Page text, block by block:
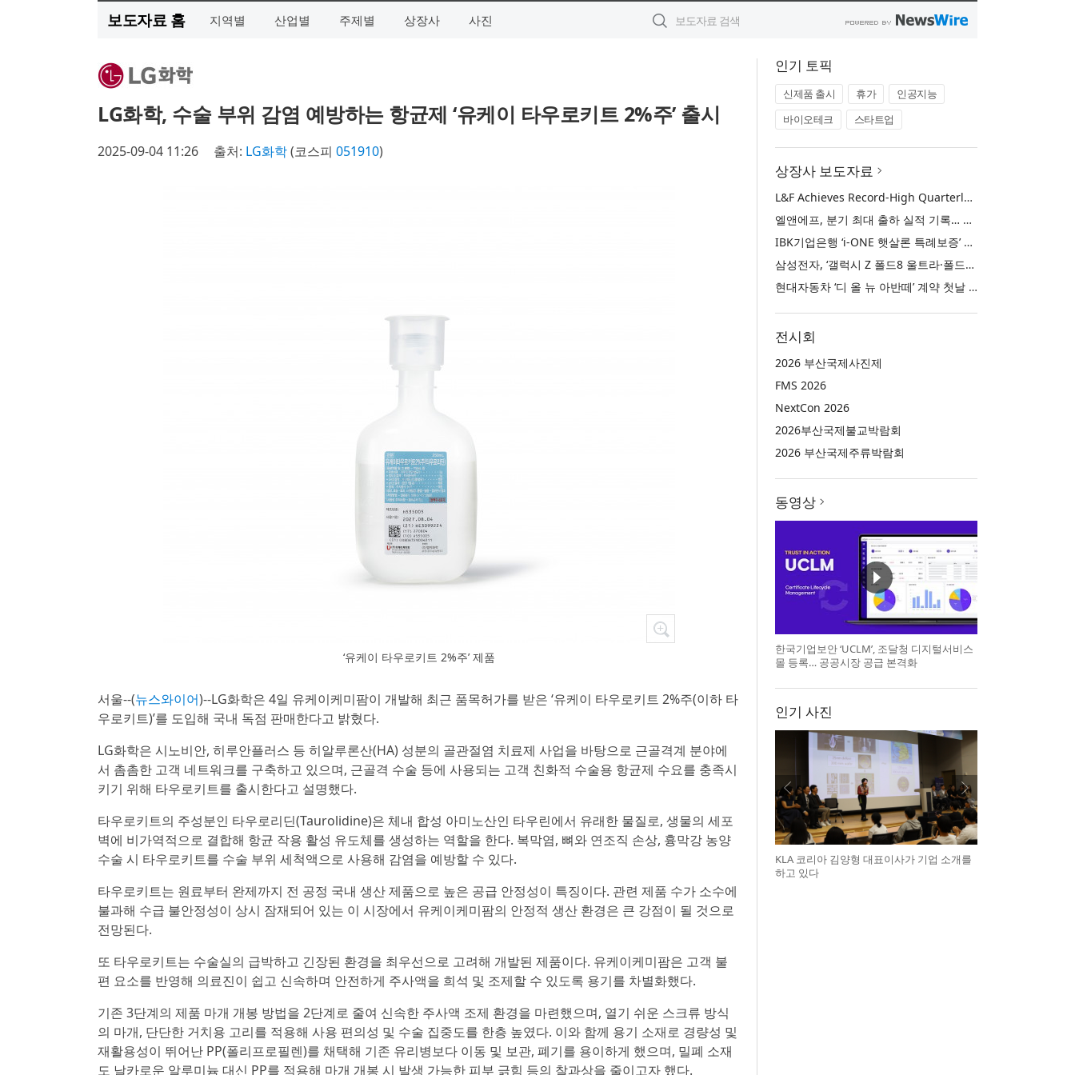
보도자료 홈 지역별 산업별 주제별 상장사 사진
LG화학, 수술 부위 감염 예방하는 항균제 ‘유케이 타우로키트 2%주’ 출시
2025-09-04 11:26 출처: LG화학(코스피 051910)
‘유케이 타우로키트 2%주’ 제품
서울--(뉴스와이어)--LG화학은 4일 유케이케미팜이 개발해 최근 품목허가를 받은 ‘유케이 타우로키트 2%주(이하 타
우로키트)’를 도입해 국내 독점 판매한다고 밝혔다.
LG화학은 시노비안, 히루안플러스 등 히알루론산(HA) 성분의 골관절염 치료제 사업을 바탕으로 근골격계 분야에
서 촘촘한 고객 네트워크를 구축하고 있으며, 근골격 수술 등에 사용되는 고객 친화적 수술용 항균제 수요를 충족시
키기 위해 타우로키트를 출시한다고 설명했다.
타우로키트의 주성분인 타우로리딘(Taurolidine)은 체내 합성 아미노산인 타우린에서 유래한 물질로, 생물의 세포
벽에 비가역적으로 결합해 항균 작용 활성 유도체를 생성하는 역할을 한다. 복막염, 뼈와 연조직 손상, 흉막강 농양
수술 시 타우로키트를 수술 부위 세척액으로 사용해 감염을 예방할 수 있다.
타우로키트는 원료부터 완제까지 전 공정 국내 생산 제품으로 높은 공급 안정성이 특징이다. 관련 제품 수가 소수에
불과해 수급 불안정성이 상시 잠재되어 있는 이 시장에서 유케이케미팜의 안정적 생산 환경은 큰 강점이 될 것으로
전망된다.
또 타우로키트는 수술실의 급박하고 긴장된 환경을 최우선으로 고려해 개발된 제품이다. 유케이케미팜은 고객 불
편 요소를 반영해 의료진이 쉽고 신속하며 안전하게 주사액을 희석 및 조제할 수 있도록 용기를 차별화했다.
기존 3단계의 제품 마개 개봉 방법을 2단계로 줄여 신속한 주사액 조제 환경을 마련했으며, 열기 쉬운 스크류 방식
의 마개, 단단한 거치용 고리를 적용해 사용 편의성 및 수술 집중도를 한층 높였다. 이와 함께 용기 소재로 경량성 및
재활용성이 뛰어난 PP(폴리프로필렌)를 채택해 기존 유리병보다 이동 및 보관, 폐기를 용이하게 했으며, 밀폐 소재
도 날카로운 알루미늄 대신 PP를 적용해 마개 개봉 시 발생 가능한 피부 긁힘 등의 찰과상을 줄이고자 했다.
인기 토픽
신제품 출시 휴가
인공지능
바이오테크
스타트업
상장사 보도자료
L&F Achieves Record-High Quarterly Shipments, Begins LFP Supply for North American ESS in Q3 Advancing its Two-Track NCM and LFP Growth Strategy
엘앤에프, 분기 최대 출하 실적 기록… 3분기 북미 ESS향 LFP 공급 착수 NCM+LFP ‘2-Track’ 성장 전략 실현
IBK기업은행 ‘i-ONE 햇살론 특례보증’ 출시
삼성전자, ‘갤럭시 Z 폴드8 울트라·폴드8·플립8’과 ‘갤럭시 워치 울트라2·워치9’ 국내 공식 출시
현대자동차 ‘디 올 뉴 아반떼’ 계약 첫날 1만 대 돌파
전시회
2026 부산국제사진제
FMS 2026
NextCon 2026
2026부산국제불교박람회
2026 부산국제주류박람회
동영상
한국기업보안 ‘UCLM’, 조달청 디지털서비스
몰 등록… 공공시장 공급 본격화
인기 사진
KLA 코리아 김양형 대표이사가 기업 소개를
하고 있다